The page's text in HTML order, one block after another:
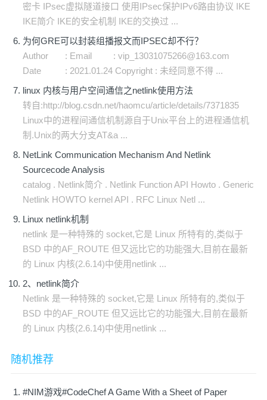
密卡 IPsec虚拟隧道接口 使用IPsec保护IPv6路由协议 IKE
IKE简介 IKE的安全机制 IKE的交换过 ...
为何GRE可以封装组播报文而IPSEC却不行？
Author : Email : vip_13031075266@163.com
Date : 2021.01.24 Copyright : 未经同意不得 ...
linux 内核与用户空间通信之netlink使用方法
转自:http://blog.csdn.net/haomcu/article/details/7371835
Linux中的进程间通信机制源自于Unix平台上的进程通信机
制.Unix的两大分支AT&a ...
NetLink Communication Mechanism And Netlink
Sourcecode Analysis
catalog . Netlink简介 . Netlink Function API Howto . Generic
Netlink HOWTO kernel API . RFC Linux Netl ...
Linux netlink机制
netlink 是一种特殊的 socket,它是 Linux 所特有的,类似于
BSD 中的AF_ROUTE 但又远比它的功能强大,目前在最新
的 Linux 内核(2.6.14)中使用netlink ...
2、netlink简介
Netlink 是一种特殊的 socket,它是 Linux 所特有的,类似于
BSD 中的AF_ROUTE 但又远比它的功能强大,目前在最新
的 Linux 内核(2.6.14)中使用netlink ...
随机推荐
#NIM游戏#CodeChef A Game With a Sheet of Paper